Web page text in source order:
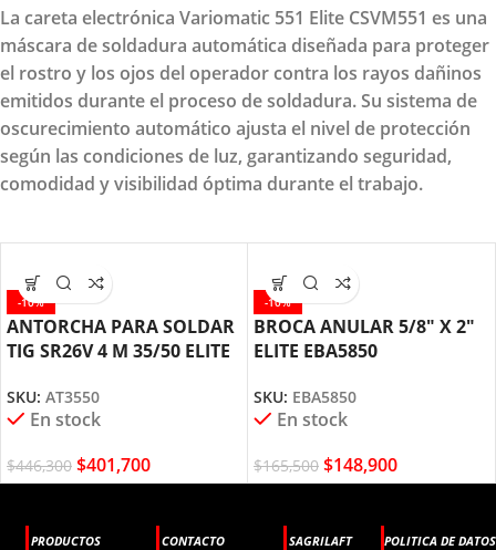
La careta electrónica Variomatic 551 Elite CSVM551 es una
máscara de soldadura automática diseñada para proteger
el rostro y los ojos del operador contra los rayos dañinos
emitidos durante el proceso de soldadura. Su sistema de
oscurecimiento automático ajusta el nivel de protección
según las condiciones de luz, garantizando seguridad,
comodidad y visibilidad óptima durante el trabajo.
-10%
ANTORCHA PARA SOLDAR
TIG SR26V 4 M 35/50 ELITE
SKU: AT3550
En stock
$446,300 $401,700
-10%
BROCA ANULAR 5/8″ X 2″
ELITE EBA5850
SKU: EBA5850
En stock
$165,500 $148,900
PRODUCTOS CONTACTO SAGRILAFT POLITICA DE DATOS